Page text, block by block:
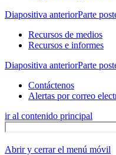
Diapositiva anteriorParte
Recursos de medios
Recursos e informes
Diapositiva anteriorParte
Contáctenos
Alertas por correo
ir al contenido principal
Abrir y cerrar el menú móvil